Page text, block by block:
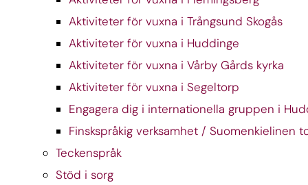
Aktiviteter för vuxna i Trångsund Skogås
Aktiviteter för vuxna i Huddinge
Aktiviteter för vuxna i Vårby Gårds kyrka
Aktiviteter för vuxna i Segeltorp
Engagera dig i internationella gruppen i
Finskspråkig verksamhet / Suomenkielinen
Teckenspråk
Stöd i sorg